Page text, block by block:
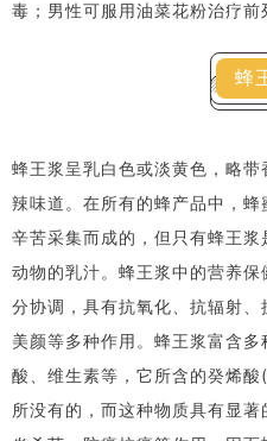
毒；男性可服用油菜花粉治疗前
蜂
蜂王浆呈乳白色或淡黄色，略
辣味道。在所有的蜂产品中，
辛苦采集而成的，但只有蜂王
动物的乳汁。 蜂王浆中的营养
分协调，具有抗氧化、抗辐射
美颜等多种作用。蜂王浆富含
酸、维生素等，它所含的癸烯
所没有的，而这种物质具有显